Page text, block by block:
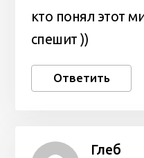
кто понял этот
спешит ))
Ответить
Глеб